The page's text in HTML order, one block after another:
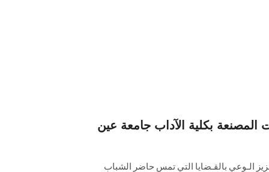
بكلية الآداب جامعة عين
الـوعي بالقـضايا التي تمس حاضر الشباب